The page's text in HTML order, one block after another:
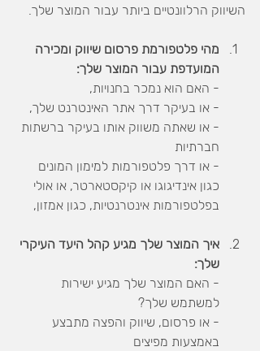
השיווק הרלוונטיים ביותר עבור המוצר שלך.
מהי פלטפורמת פרסום שיווק ומכירה
המועדפת עבור המוצר שלך:
- האם הוא נמכר בחנויות,
- או בעיקר דרך אתר האינטרנט שלך,
- או שאתה משווק אותו בעיקר ברשתות
חברתיות
- או דרך פלטפורמות למימון המונים
כגון אינדיגוגו או קיקסטארטר, או אולי
בפלטפורמות אינטרנטיות, כגון אמזון,
איך המוצר שלך מגיע קהל היעד העיקרי
שלך:
- האם המוצר שלך מגיע ישירות
למשתמש שלך?
- או פרסום, שיווק והפצה מתבצע
באמצעות מפיצים